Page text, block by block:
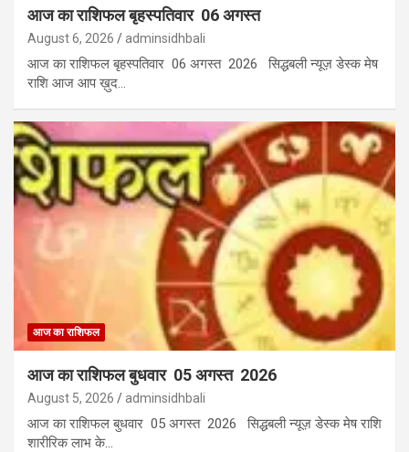
आज का राशिफल बृहस्पतिवार 06 अगस्त
August 6, 2026 adminsidhbali
आज का राशिफल बृहस्पतिवार 06 अगस्त 2026 सिद्धबली न्यूज़ डेस्क मेष
राशि आज आप ख़ुद…
आज का राशिफल
आज का राशिफल बुधवार 05 अगस्त 2026
August 5, 2026 adminsidhbali
आज का राशिफल बुधवार 05 अगस्त 2026 सिद्धबली न्यूज़ डेस्क मेष राशि
शारीरिक लाभ के…